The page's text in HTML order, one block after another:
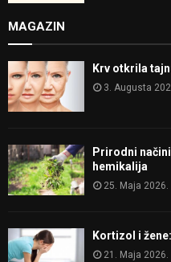
MAGAZIN
Krv otkrila
3. Augusta
Prirodni
hemikalija
25. Maja 2026.
Kortizol i
21. Maja 2026.